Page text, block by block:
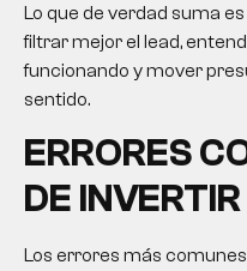
Lo que de verdad suma
filtrar mejor el lead,
funcionando y mover
sentido.
ERRORES
DE INVERTIR
Los errores más